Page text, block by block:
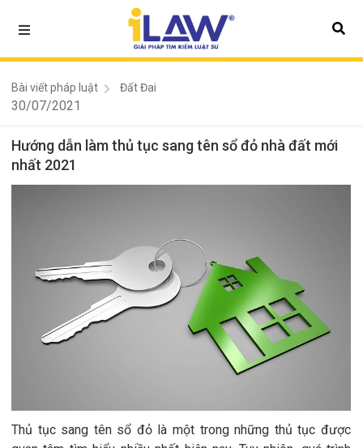
Bài viết pháp luật Đất Đai
30/07/2021
Hướng dẫn làm thủ tục sang tên sổ đỏ nhà đất mới
nhất 2021
Thủ tục sang tên sổ đỏ là một trong những thủ tục được